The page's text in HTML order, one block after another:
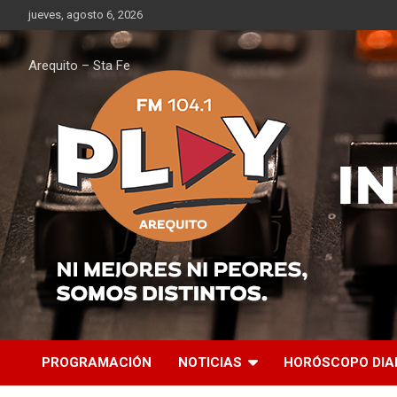
Saltar
al
contenido
jueves, agosto 6, 2026
Arequito – Sta Fe
PROGRAMACIÓN NOTICIAS HORÓSCOPO